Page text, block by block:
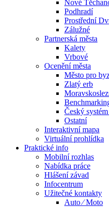
Nové
Podhradí
Prostřední
Zálužné
Partnerská města
Kalety
Vrbové
Ocenění města
Město pro
Zlatý erb
Český
Ostatní
Interaktivní mapa
Virtuální prohlídka
Praktické info
Mobilní rozhlas
Nabídka práce
Hlášení závad
Infocentrum
Užitečné kontakty
Auto ⁄ Moto